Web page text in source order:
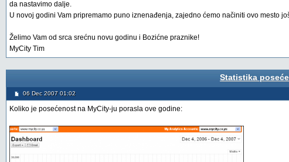
da nastavimo dalje.
U novoj godini Vam pripremamo puno iznenađenja, zajedno ćemo načiniti ovo mesto
Želimo Vam od srca srećnu novu godinu i Bozićne praznike!
MyCity Tim
Statistika
06 Dec 2007 01:02
Koliko je posećenost na MyCity-ju porasla ove godine: